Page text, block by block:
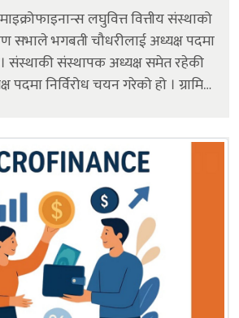
लघुवित्त वित्तीय संस्थाको
सभाले भगबती चौधरीलाई अध्यक्ष पदमा
संस्थाकी संस्थापक अध्यक्ष समेत रहेकी
निर्विरोध चयन गरेको हो । ग्रामिण